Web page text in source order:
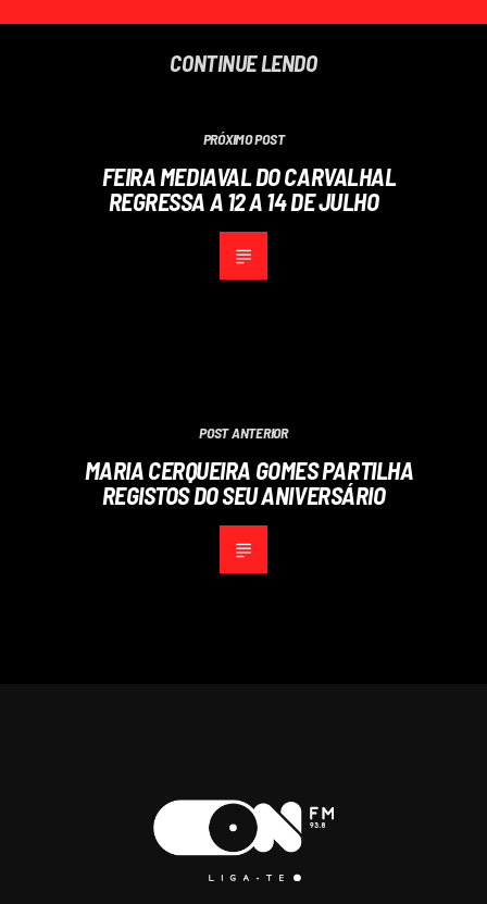
CONTINUE LENDO
PRÓXIMO POST
FEIRA MEDIAVAL DO CARVALHAL
REGRESSA A 12 A 14 DE JULHO
POST ANTERIOR
MARIA CERQUEIRA GOMES PARTILHA
REGISTOS DO SEU ANIVERSÁRIO